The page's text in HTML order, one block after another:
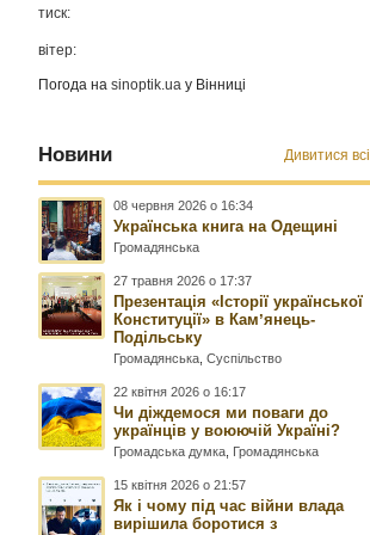
тиск:
вітер:
Погода наsinoptik.ua у Вінниці
Новини Дивитися всі
08 червня 2026 о 16:34
Українська книга на Одещині
Громадянська
27 травня 2026 о 17:37
Презентація «Історії української
Конституції» в Камʼянець-
Подільську
Громадянська ,Суспільство
22 квітня 2026 о 16:17
Чи діждемося ми поваги до
українців у воюючій Україні?
Громадська думка Громадянська
15 квітня 2026 о 21:57
Як і чому під час війни влада
вирішила боротися з